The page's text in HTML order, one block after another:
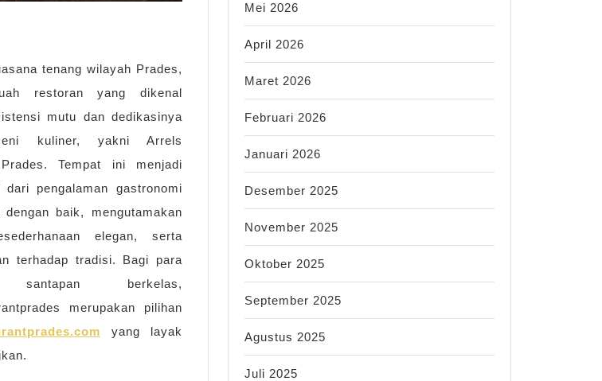
tenang wilayah Prades,
restoran yang dikenal
mutu dan dedikasinya
kuliner, yakni Arrels
Tempat ini menjadi
dari pengalaman gastronomi
baik, mengutamakan
elegan, serta
terhadap tradisi. Bagi para
santapan berkelas,
merupakan pilihan
yang layak
Mei 2026
April 2026
Maret 2026
Februari 2026
Januari 2026
Desember 2025
November 2025
Oktober 2025
September 2025
Agustus 2025
Juli 2025